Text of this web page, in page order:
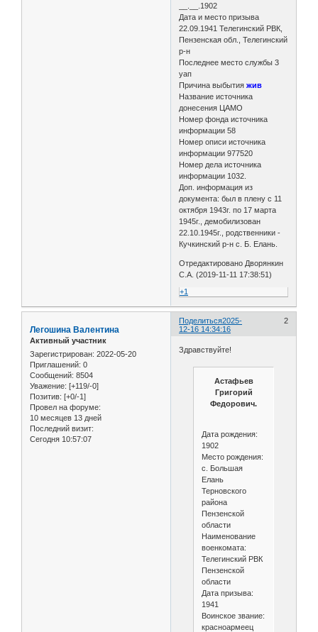
__.__.1902
Дата и место призыва
22.09.1941 Телегинский РВК,
Пензенская обл., Телегинский
р-н
Последнее место службы 3
уап
Причина выбытияжив
Название источника
донесения ЦАМО
Номер фонда источника
информации 58
Номер описи источника
информации 977520
Номер дела источника
информации 1032.
Доп. информация из
документа: был в плену с 11
октября 1943г. по 17 марта
1945г., демобилизован
22.10.1945г., родственники -
Кучкинский р-н с. Б. Елань.
Отредактировано Дворянкин
С.А. (2019-11-11 17:38:51)
+1
Поделиться 2
2025-
12-16 14:34:16
Легошина Валентина
Активный участник
Зарегистрирован: 2022-05-20
Приглашений: 0
Сообщений: 8504
Уважение: [+119/-0]
Позитив: [+0/-1]
Провел на форуме:
10 месяцев 13 дней
Последний визит:
Сегодня 10:57:07
Здравствуйте!
Астафьев
Григорий
Федорович.
Дата рождения:
1902
Место рождения:
с. Большая
Елань
Терновского
района
Пензенской
области
Наименование
военкомата:
Телегинский РВК
Пензенской
области
Дата призыва:
1941
Воинское звание:
красноармеец